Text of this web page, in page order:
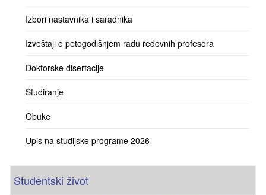
Izbori nastavnika i saradnika
Izveštaji o petogodišnjem radu redovnih profesora
Doktorske disertacije
Studiranje
Obuke
Upis na studijske programe 2026
Studentski život